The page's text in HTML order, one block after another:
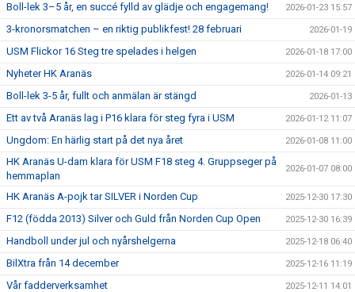
Boll-lek 3–5 år, en succé fylld av glädje och engagemang! 2026-01-23 15:57
3-kronorsmatchen – en riktig publikfest! 28 februari 2026-01-19
USM Flickor 16 Steg tre spelades i helgen 2026-01-18 17:00
Nyheter HK Aranäs 2026-01-14 09:21
Boll-lek 3-5 år, fullt och anmälan är stängd 2026-01-13
Ett av två Aranäs lag i P16 klara för steg fyra i USM 2026-01-12 11:07
Ungdom: En härlig start på det nya året 2026-01-08 11:00
HK Aranäs U-dam klara för USM F18 steg 4. Gruppseger på
hemmaplan
2026-01-07 08:00
HK Aranäs A-pojk tar SILVER i Norden Cup 2025-12-30 17:30
F12 (födda 2013) Silver och Guld från Norden Cup Open 2025-12-30 16:39
Handboll under jul och nyårshelgerna 2025-12-18 06:40
BilXtra från 14 december 2025-12-16 11:19
Vår fadderverksamhet 2025-12-11 14:01